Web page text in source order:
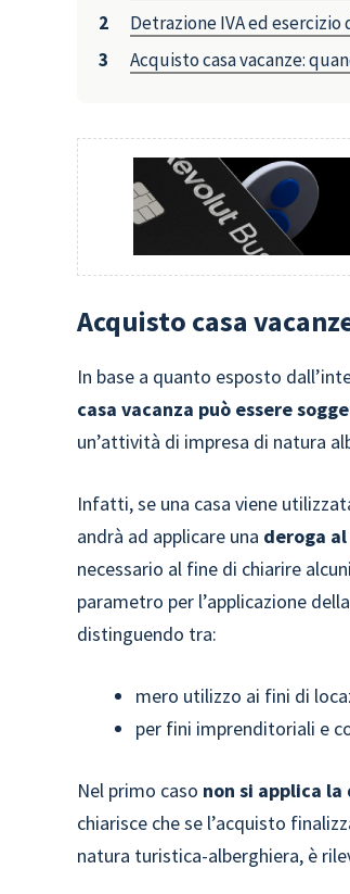
Detrazione IVA ed
Acquisto casa vacanze:
Acquisto casa
In base a quanto esposto
casa vacanza può essere
un’attività di impresa di natura
Infatti, se una casa viene
andrà ad applicare una deroga
necessario al fine di chiarire
parametro per l’applicazione
distinguendo tra:
mero utilizzo ai fini di
per fini imprenditoriali e
Nel primo caso non si applica la
chiarisce che se l’acquisto
natura turistica-alberghiera, è